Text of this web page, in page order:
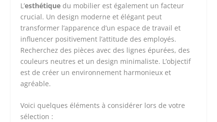
L’esthétique du mobilier est également un facteur
crucial. Un design moderne et élégant peut
transformer l’apparence d’un espace de travail et
influencer positivement l’attitude des employés.
Recherchez des pièces avec des lignes épurées, des
couleurs neutres et un design minimaliste. L’objectif
est de créer un environnement harmonieux et
agréable.
Voici quelques éléments à considérer lors de votre
sélection :